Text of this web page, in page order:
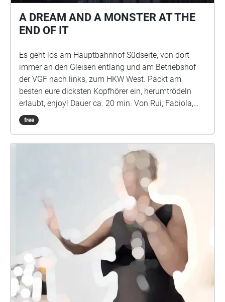
Darstellende Künste aus Mitteln der Beauftragten der
Bundesregierung für Kultur und Medien.
A DREAM AND A MONSTER AT THE
END OF IT
Es geht los am Hauptbahnhof Südseite, von dort
immer an den Gleisen entlang und am Betriebshof
der VGF nach links, zum HKW West. Packt am
besten eure dicksten Kopfhörer ein, herumtrödeln
erlaubt, enjoy! Dauer ca. 20 min. Von Rui, Fabiola,
Marleen und Lukas
free